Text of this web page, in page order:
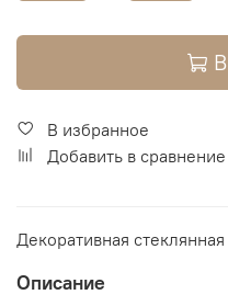
В избранное
Добавить в сравнение
Декоративная
Описание